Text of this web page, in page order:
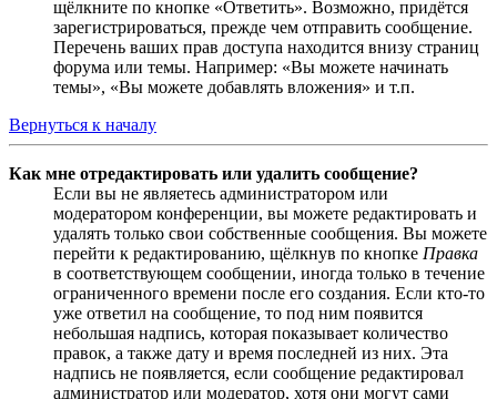
щёлкните по кнопке «Ответить». Возможно, придётся
зарегистрироваться, прежде чем отправить сообщение.
Перечень ваших прав доступа находится внизу страниц
форума или темы. Например: «Вы можете начинать
темы», «Вы можете добавлять вложения» и т.п.
Вернуться к началу
Как мне отредактировать или удалить сообщение?
Если вы не являетесь администратором или
модератором конференции, вы можете редактировать и
удалять только свои собственные сообщения. Вы можете
перейти к редактированию, щёлкнув по кнопке Правка
в соответствующем сообщении, иногда только в течение
ограниченного времени после его создания. Если кто-то
уже ответил на сообщение, то под ним появится
небольшая надпись, которая показывает количество
правок, а также дату и время последней из них. Эта
надпись не появляется, если сообщение редактировал
администратор или модератор, хотя они могут сами